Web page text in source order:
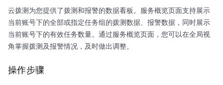
云拨测为您提供了拨测和报警的数据看板。服务概览页面支持展示
当前账号下的全部或指定任务组的拨测数据、报警数据，同时展示
当前账号下的有效任务数量。通过服务概览页面，您可以在全局视
角掌握拨测及报警情况，及时做出调整。
操作步骤